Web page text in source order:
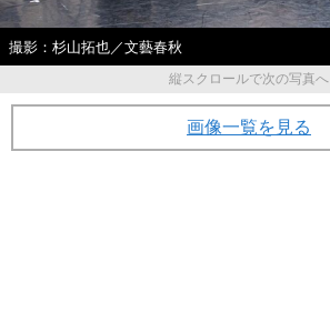
撮影：杉山拓也／文藝春秋
縦スクロールで次の写真へ
画像一覧を見る